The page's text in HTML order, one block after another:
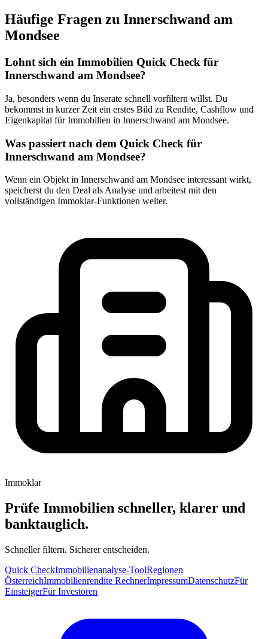
Häufige Fragen zu Innerschwand am
Mondsee
Lohnt sich ein Immobilien Quick Check für
Innerschwand am Mondsee?
Ja, besonders wenn du Inserate schnell vorfiltern willst. Du
bekommst in kurzer Zeit ein erstes Bild zu Rendite, Cashflow und
Eigenkapital für Immobilien in Innerschwand am Mondsee.
Was passiert nach dem Quick Check für
Innerschwand am Mondsee?
Wenn ein Objekt in Innerschwand am Mondsee interessant wirkt,
speicherst du den Deal als Analyse und arbeitest mit den
vollständigen Immoklar-Funktionen weiter.
Immoklar
Prüfe Immobilien schneller, klarer und
banktauglich.
Schneller filtern. Sicherer entscheiden.
Quick CheckImmobilienanalyse-ToolRegionen
ÖsterreichImmobilienrendite RechnerImpressumDatenschutzFür
EinsteigerFür Investoren